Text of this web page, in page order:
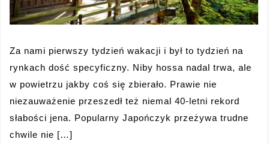
Za nami pierwszy tydzień wakacji i był to tydzień na
rynkach dość specyficzny. Niby hossa nadal trwa, ale
w powietrzu jakby coś się zbierało. Prawie nie
niezauważenie przeszedł też niemal 40-letni rekord
słabości jena. Popularny Japończyk przeżywa trudne
chwile nie […]